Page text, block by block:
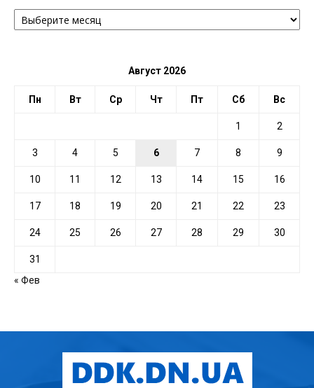
АРХИВ
ПО
Август 2026
Пн Вт Ср Чт Пт Сб Вс
1 2
3 4 5 6 7 8 9
10 11 12 13 14 15 16
17 18 19 20 21 22 23
24 25 26 27 28 29 30
31
« Фев